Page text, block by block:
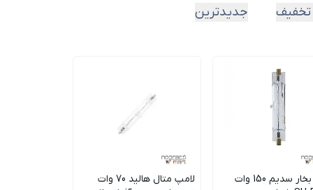
تخفیف جدیدترین
لامپ بخار سدیم 150 وات
لامپ متال هالید 70 وات